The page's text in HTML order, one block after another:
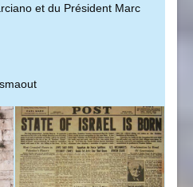
et du Président Marc